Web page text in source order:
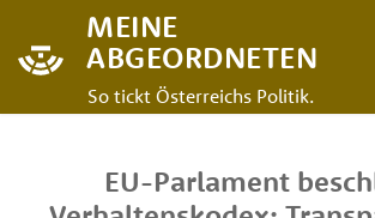
MEINE
ABGEORDNETEN
So tickt Österreichs Politik.
EU-Parlament